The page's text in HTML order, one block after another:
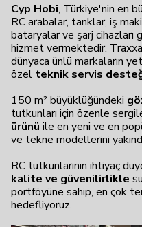
Cyp Hobi, Türkiye'nin en
RC arabalar, tanklar, iş
bataryalar ve şarj cihazları
hizmet vermektedir.
dünyaca ünlü markaların
özel teknik servis
150 m² büyüklüğündeki
tutkunları için özenle
ürünü ile en yeni ve en
ve tekne modellerini
RC tutkunlarının ihtiyaç
kalite ve güvenilirlikle
portföyüne sahip, en çok
hedefliyoruz.